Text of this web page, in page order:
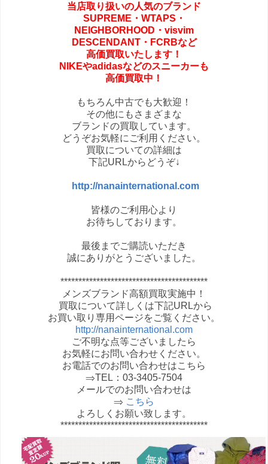
当店取り扱いの人気のブランド
SUPREME・ WTAPS・
NEIGHBORHOOD・ visvim
DESCENDANT・FCRBなど
高価買取いたします！
NIKEやadidasなどのスニーカーも
高価買取中！
もちろん中古でも大歓迎！
その他にもさまざまな
ブランドの買取しています。
どうぞお気軽にご利用ください。
買取についての詳細は
下記URLからどうぞ↓
http://nanainternational.com
皆様のご利用心より
お待ちしております。
最後までご購読いただき
誠にありがとうございました。
*****************************************
メンズブランド高額買取実施中！
買取について詳しくは下記URLから
お買い取り専用ページをご覧ください。
http://nanainternational.com
ご不明な点等ございましたら
お気軽にお問い合わせください。
お電話でのお問い合わせはこちら
⇒TEL：03-3405-7504
メールでのお問い合わせは
⇒ こちら
よろしくお願い致します。
*****************************************